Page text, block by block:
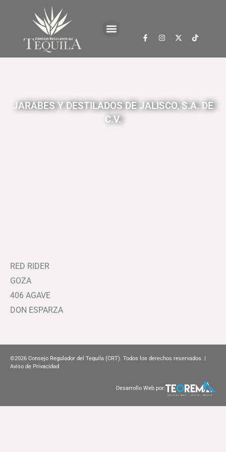
JARABES Y DESTILADOS DE JALISCO, S.A. DE
C.V.
RED RIDER
GOZA
406 AGAVE
DON ESPARZA
©2026 Consejo Regulador del Tequila (CRT). Todos los derechos reservados. |
Aviso de Privacidad
Desarrollo Web por: